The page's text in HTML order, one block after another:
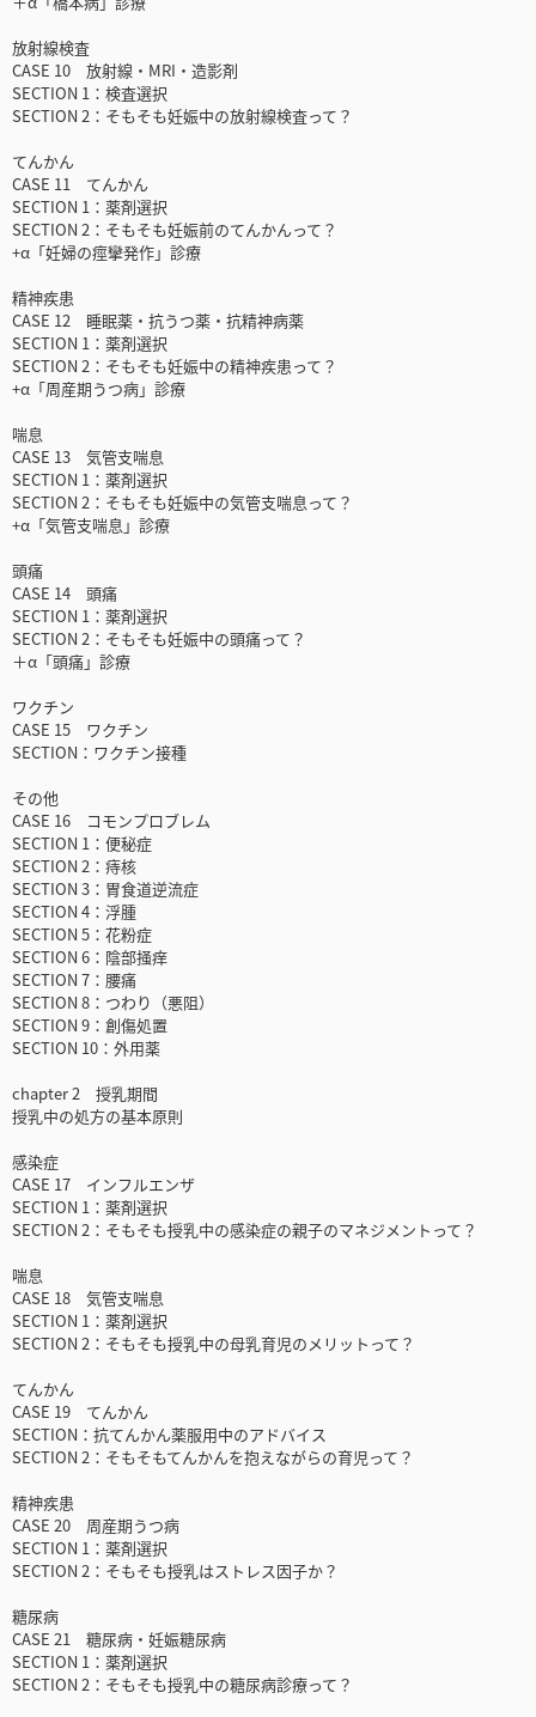
放射線検査
CASE 10 放射線・MRI・造影剤
SECTION 1：検査選択
SECTION 2：そもそも妊娠中の放射線検査って？
てんかん
CASE 11 てんかん
SECTION 1：薬剤選択
SECTION 2：そもそも妊娠前のてんかんって？
+α「妊婦の痙攣発作」診療
精神疾患
CASE 12 睡眠薬・抗うつ薬・抗精神病薬
SECTION 1：薬剤選択
SECTION 2：そもそも妊娠中の精神疾患って？
+α「周産期うつ病」診療
喘息
CASE 13 気管支喘息
SECTION 1：薬剤選択
SECTION 2：そもそも妊娠中の気管支喘息って？
+α「気管支喘息」診療
頭痛
CASE 14 頭痛
SECTION 1：薬剤選択
SECTION 2：そもそも妊娠中の頭痛って？
＋α「頭痛」診療
ワクチン
CASE 15 ワクチン
SECTION：ワクチン接種
その他
CASE 16 コモンプロブレム
SECTION 1：便秘症
SECTION 2：痔核
SECTION 3：胃食道逆流症
SECTION 4：浮腫
SECTION 5：花粉症
SECTION 6：陰部掻痒
SECTION 7：腰痛
SECTION 8：つわり（悪阻）
SECTION 9：創傷処置
SECTION 10：外用薬
chapter 2 授乳期間
授乳中の処方の基本原則
感染症
CASE 17 インフルエンザ
SECTION 1：薬剤選択
SECTION 2：そもそも授乳中の感染症の親子のマネジメントって？
喘息
CASE 18 気管支喘息
SECTION 1：薬剤選択
SECTION 2：そもそも授乳中の母乳育児のメリットって？
てんかん
CASE 19 てんかん
SECTION：抗てんかん薬服用中のアドバイス
SECTION 2：そもそもてんかんを抱えながらの育児って？
精神疾患
CASE 20 周産期うつ病
SECTION 1：薬剤選択
SECTION 2：そもそも授乳はストレス因子か？
糖尿病
CASE 21 糖尿病・妊娠糖尿病
SECTION 1：薬剤選択
SECTION 2：そもそも授乳中の糖尿病診療って？